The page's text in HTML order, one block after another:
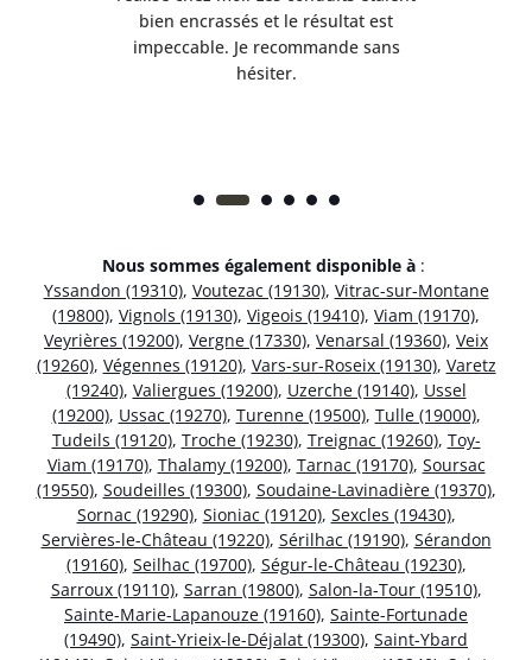
bien encrassés et le résultat est
impeccable. Je recommande sans
hésiter.
Nous sommes également disponible à :
Yssandon (19310), Voutezac (19130), Vitrac-sur-Montane
(19800), Vignols (19130), Vigeois (19410), Viam (19170),
Veyrières (19200), Vergne (17330), Venarsal (19360), Veix
(19260), Végennes (19120), Vars-sur-Roseix (19130), Varetz
(19240), Valiergues (19200), Uzerche (19140), Ussel
(19200), Ussac (19270), Turenne (19500), Tulle (19000),
Tudeils (19120), Troche (19230), Treignac (19260), Toy-
Viam (19170), Thalamy (19200), Tarnac (19170), Soursac
(19550), Soudeilles (19300), Soudaine-Lavinadière (19370),
Sornac (19290), Sioniac (19120), Sexcles (19430),
Servières-le-Château (19220), Sérilhac (19190), Sérandon
(19160), Seilhac (19700), Ségur-le-Château (19230),
Sarroux (19110), Sarran (19800), Salon-la-Tour (19510),
Sainte-Marie-Lapanouze (19160), Sainte-Fortunade
(19490), Saint-Yrieix-le-Déjalat (19300), Saint-Ybard